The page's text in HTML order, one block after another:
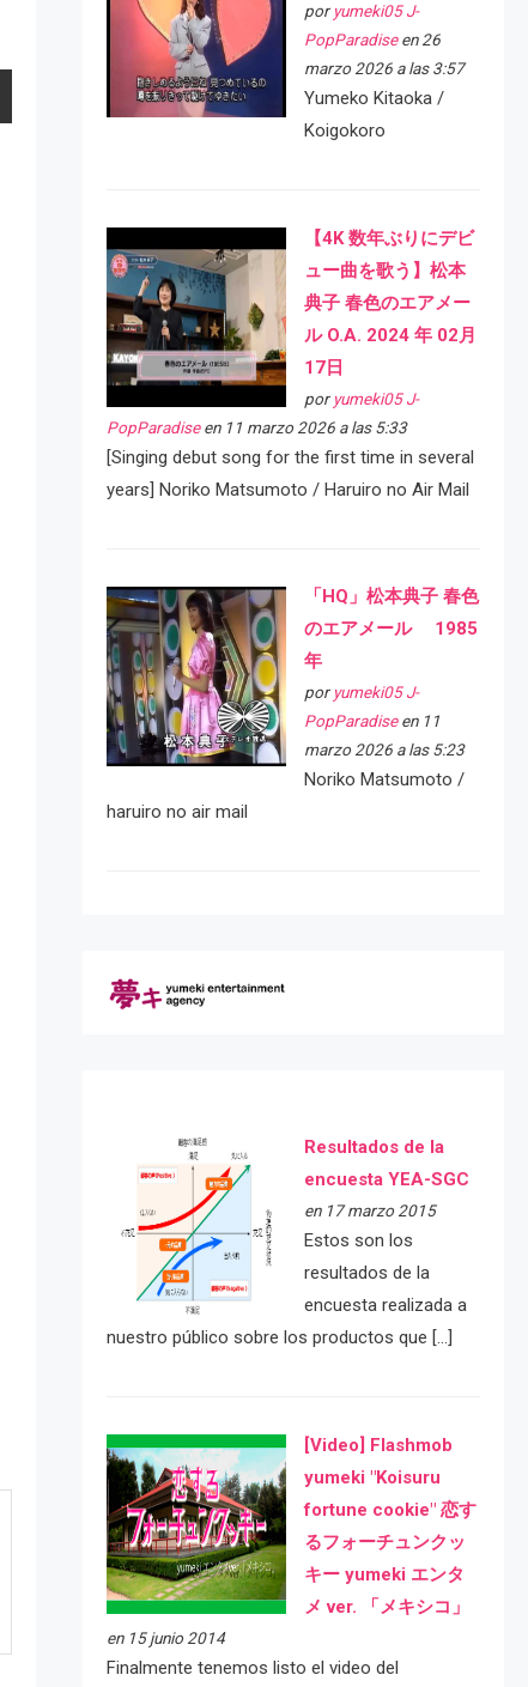
por yumeki05 J-
PopParadiseen 26
marzo 2026 a las 3:57
Yumeko Kitaoka /
Koigokoro
【4K 数年ぶりにデビ
ュー曲を歌う】松本
典子 春色のエアメー
ル O.A. 2024 年 02月
17日
por yumeki05 J-
PopParadiseen 11 marzo 2026 a las 5:33
[Singing debut song for the first time in several
years] Noriko Matsumoto / Haruiro no Air Mail
「HQ」松本典子 春色
のエアメール 1985
年
por yumeki05 J-
PopParadiseen 11
marzo 2026 a las 5:23
Noriko Matsumoto /
haruiro no air mail
Resultados de la
encuesta YEA-SGC
en 17 marzo 2015
Estos son los
resultados de la
encuesta realizada a
nuestro público sobre los productos que […]
[Video] Flashmob
yumeki "Koisuru
fortune cookie" 恋す
るフォーチュンクッ
キー yumeki エンタ
メ ver. 「メキシコ」
en 15 junio 2014
Finalmente tenemos listo el video del